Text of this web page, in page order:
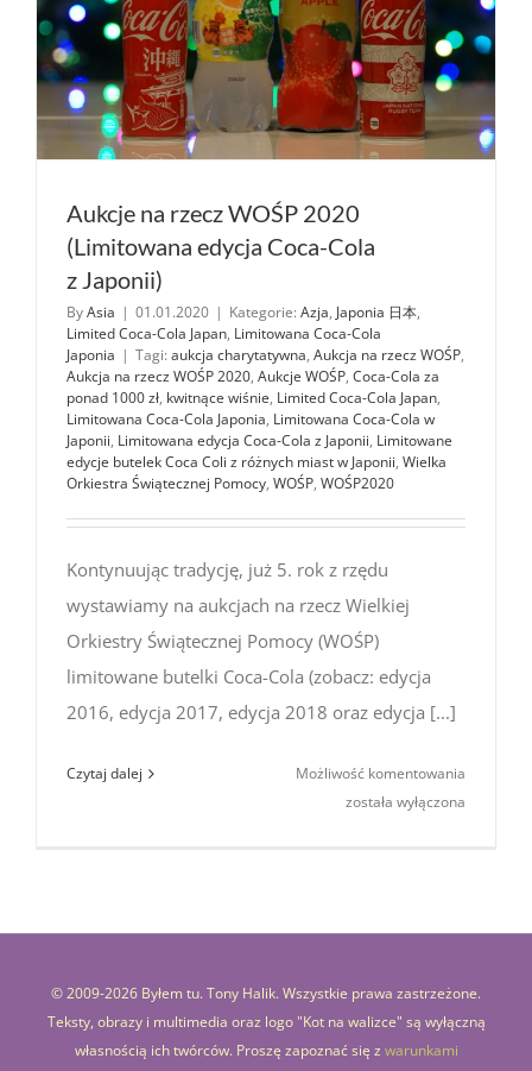
Aukcje na rzecz WOŚP 2020
(Limitowana edycja Coca-Cola
z Japonii)
ByAsia | 01.01.2020 | Kategorie: Azja, Japonia 日本,
Limited Coca-Cola Japan, Limitowana Coca-Cola
Japonia | Tagi: aukcja charytatywna, Aukcja na rzecz WOŚP,
Aukcja na rzecz WOŚP 2020, Aukcje WOŚP, Coca-Cola za
ponad 1000 zł, kwitnące wiśnie, Limited Coca-Cola Japan,
Limitowana Coca-Cola Japonia, Limitowana Coca-Cola w
Japonii, Limitowana edycja Coca-Cola z Japonii, Limitowane
edycje butelek Coca Coli z różnych miast w Japonii, Wielka
Orkiestra Świątecznej Pomocy, WOŚP, WOŚP2020
Kontynuując tradycję, już 5. rok z rzędu
wystawiamy na aukcjach na rzecz Wielkiej
Orkiestry Świątecznej Pomocy (WOŚP)
limitowane butelki Coca-Cola (zobacz: edycja
2016, edycja 2017, edycja 2018 oraz edycja [...]
Czytaj dalej Możliwość komentowania
z Japonii)
została wyłączona
© 2009-2026 Byłem tu. Tony Halik. Wszystkie prawa zastrzeżone.
Teksty, obrazy i multimedia oraz logo "Kot na walizce" są wyłączną
własnością ich twórców. Proszę zapoznać się z warunkami